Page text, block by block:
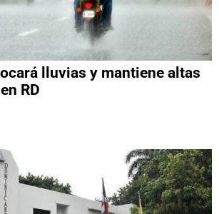
lluvias y mantiene altas
RD